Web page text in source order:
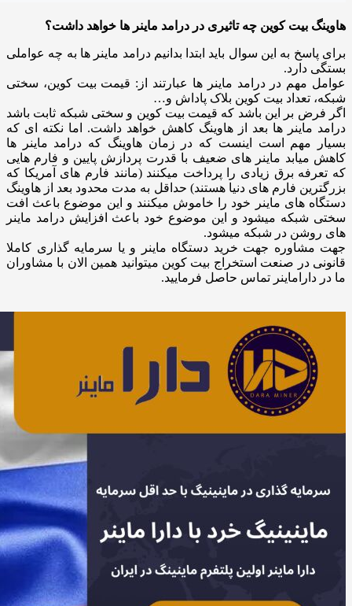
هاوینگ بیت کوین چه تاثیری در درامد ماینر ها خواهد داشت؟
برای پاسخ به این سوال باید ابتدا بدانیم درامد ماینر ها به چه عواملی
بستگی دارد.
عوامل مهم در درامد ماینر ها عبارتند از: قیمت بیت کوین، سختی
شبکه، تعداد بیت کوین بلاک پاداش و…
اگر فرض بر این باشد که قیمت بیت کوین و سختی شبکه ثابت باشد
درامد ماینر ها بعد از هاوینگ کاهش خواهد داشت. اما نکته ای که
بسیار مهم است اینست که در زمان هاوینگ که درامد ماینر ها
کاهش میابد ماینر های ضعیف با قدرت پردازش پایین و فارم هایی
که تعرفه برق زیادی را پرداخت میکنند (مانند فارم های آمریکا که
بزرگترین فارم های دنیا هستند) حداقل به مدت محدود بعد از هاوینگ
دستگاه های ماینر خود را خاموش میکنند و این موضوع باعث افت
سختی شبکه میشود و این موضوع خود باعث افزایش درامد ماینر
های روشن در شبکه میشود.
جهت مشاوره جهت خرید دستگاه ماینر و یا سرمایه گذاری کاملا
قانونی در صنعت استخراج بیت کوین میتوانید همین الان با مشاوران
ما در داراماینر تماس حاصل فرمایید.